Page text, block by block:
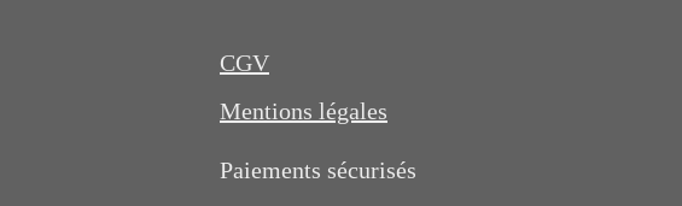
CGV
Mentions légales
Paiements sécurisés